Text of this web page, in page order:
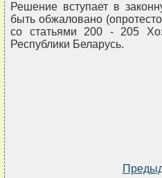
Решение вступает в
быть обжаловано
со статьями 200 - 205
Республики Беларусь.